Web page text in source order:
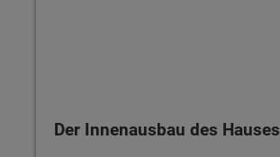
Der Innenausbau des Hauses